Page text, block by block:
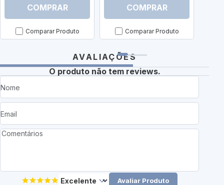
COMPRAR
Comparar Produto
COMPRAR
Comparar Produto
AVALIAÇÕES
O produto não tem reviews.
Avaliar Produto